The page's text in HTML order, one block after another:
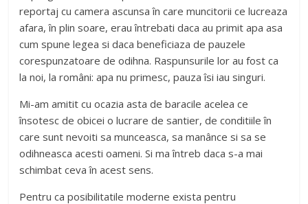
reportaj cu camera ascunsa în care muncitorii ce lucreaza
afara, în plin soare, erau întrebati daca au primit apa asa
cum spune legea si daca beneficiaza de pauzele
corespunzatoare de odihna. Raspunsurile lor au fost ca
la noi, la români: apa nu primesc, pauza îsi iau singuri.
Mi-am amitit cu ocazia asta de baracile acelea ce
însotesc de obicei o lucrare de santier, de conditiile în
care sunt nevoiti sa munceasca, sa manânce si sa se
odihneasca acesti oameni. Si ma întreb daca s-a mai
schimbat ceva în acest sens.
Pentru ca posibilitatile moderne exista pentru